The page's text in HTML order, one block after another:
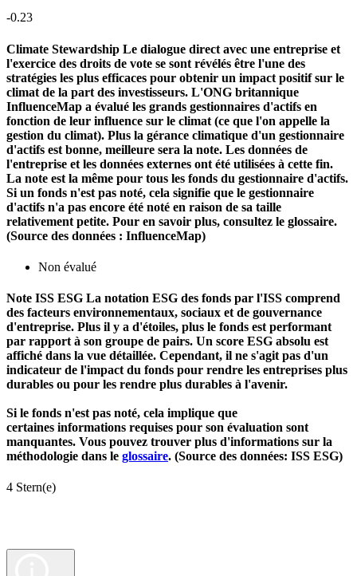
-0.23
Climate Stewardship Le dialogue direct avec une entreprise et
l'exercice des droits de vote se sont révélés être l'une des
stratégies les plus efficaces pour obtenir un impact positif sur le
climat de la part des investisseurs. L'ONG britannique
InfluenceMap a évalué les grands gestionnaires d'actifs en
fonction de leur influence sur le climat (ce que l'on appelle la
gestion du climat). Plus la gérance climatique d'un gestionnaire
d'actifs est bonne, meilleure sera la note. Les données de
l'entreprise et les données externes ont été utilisées à cette fin.
La note est la même pour tous les fonds du gestionnaire d'actifs.
Si un fonds n'est pas noté, cela signifie que le gestionnaire
d'actifs n'a pas encore été noté en raison de sa taille
relativement petite. Pour en savoir plus, consultez le glossaire.
(Source des données : InfluenceMap)
Non évalué
Note ISS ESG La notation ESG des fonds par l'ISS comprend
des facteurs environnementaux, sociaux et de gouvernance
d'entreprise. Plus il y a d'étoiles, plus le fonds est performant
par rapport à son groupe de pairs. Un score ESG absolu est
affiché dans la vue détaillée. Cependant, il ne s'agit pas d'un
indicateur de l'impact du fonds pour rendre les entreprises plus
durables ou pour les rendre plus durables à l'avenir.
Si le fonds n'est pas noté, cela implique que
certaines informations requises pour son évaluation sont
manquantes. Vous pouvez trouver plus d'informations sur la
méthodologie dans le glossaire. (Source des données: ISS ESG)
4 Stern(e)